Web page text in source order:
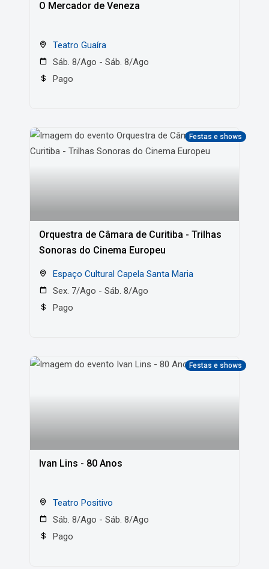
O Mercador de Veneza
Teatro Guaíra
Sáb. 8/Ago - Sáb. 8/Ago
Pago
Festas e shows
Orquestra de Câmara de Curitiba - Trilhas
Sonoras do Cinema Europeu
Espaço Cultural Capela Santa Maria
Sex. 7/Ago - Sáb. 8/Ago
Pago
Festas e shows
Ivan Lins - 80 Anos
Teatro Positivo
Sáb. 8/Ago - Sáb. 8/Ago
Pago